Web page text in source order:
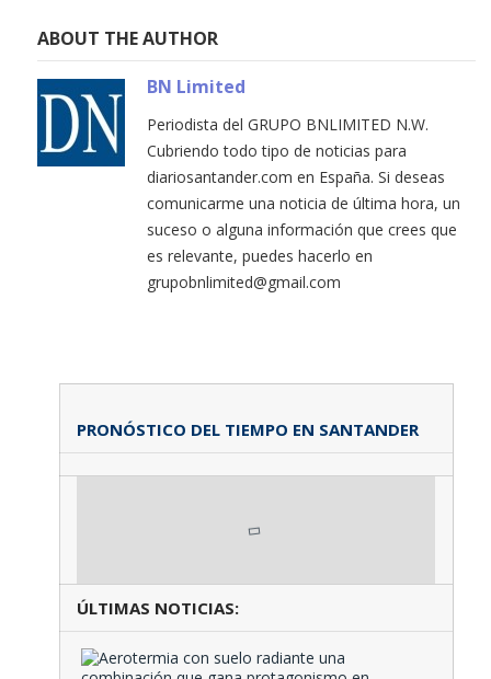
ABOUT THE AUTHOR
BN Limited
Periodista del GRUPO BNLIMITED N.W.
Cubriendo todo tipo de noticias para
diariosantander.com en España. Si deseas
comunicarme una noticia de última hora, un
suceso o alguna información que crees que
es relevante, puedes hacerlo en
grupobnlimited@gmail.com
PRONÓSTICO DEL TIEMPO EN SANTANDER
ÚLTIMAS NOTICIAS: